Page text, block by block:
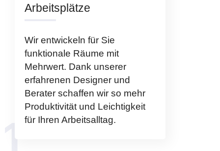
Arbeitsplätze
Wir entwickeln für Sie
funktionale Räume mit
Mehrwert. Dank unserer
erfahrenen Designer und
Berater schaffen wir so mehr
Produktivität und Leichtigkeit
für Ihren Arbeitsalltag.